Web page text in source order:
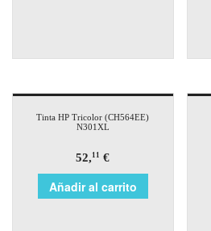
Tinta HP Tricolor (CH564EE)
N301XL
52,11 €
Añadir al carrito